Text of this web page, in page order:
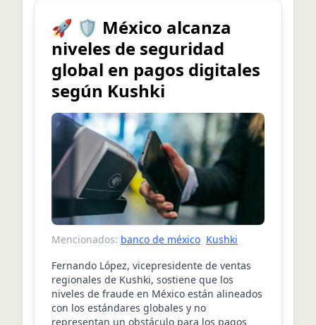
🚀 🛡️ México alcanza
niveles de seguridad
global en pagos digitales
según Kushki
Mencionados: banco de méxico Kushki
Fernando López, vicepresidente de ventas
regionales de Kushki, sostiene que los
niveles de fraude en México están alineados
con los estándares globales y no
representan un obstáculo para los pagos